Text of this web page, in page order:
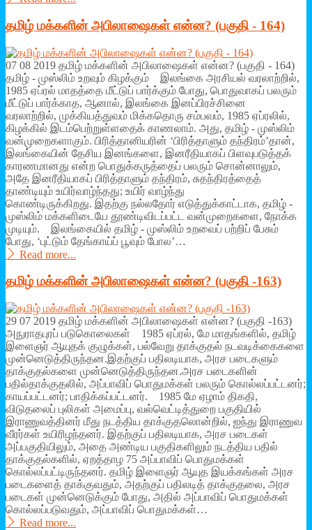
தமிழ் மக்களின் அபிலாஷைகள் என்ன? (பகுதி - 164)
07 08 2019 தமிழ் மக்களின் அபிலாஷைகள் என்ன? (பகுதி - 164)
தமிழ் - முஸ்லிம் உறவும் கிழக்கும் இலங்கை அரசியல் வரலாற்றில்,
1985 ஏப்ரல் மாதத்தை மீட்டுப் பார்க்கும் போது, பொதுவாகப் பலரும்
மீட்டுப் பார்க்காத, ஆனால், இலங்கை இனப்பிரச்சினை
வரலாற்றில், முக்கியத்துவம் மிக்கதொரு சம்பவம், 1985 ஏப்ரலில்,
கிழக்கில் இடம்பெற்றுள்ளதைக் காணலாம். அது, தமிழ் - முஸ்லிம்
வன்முறைகளாகும். பிரித்தானியரின் ‘பிரித்தாளும் தந்திரம்’தான்,
இலங்கையின் தேசிய இனங்களை, இனரீதியாகப் பிளவுபடுத்தக்
காரணமானது என்ற பொதுக்கருத்தைப் பலரும் சொன்னாலும்,
அதே இனரீதியாகப் பிரித்தாளும் தந்திரம், சுதந்திரத்தைத்
தாண்டியும் உயிர்வாழ்ந்தது; உயிர் வாழ்ந்து
கொண்டிருக்கிறது. இதற்கு நல்லதோர் எடுத்துக்காட்டாக, தமிழ் -
முஸ்லிம் மக்களிடையே தூண்டிவிடப்பட்ட வன்முறைகளை, நோக்க
முடியும். இலங்கையில் தமிழ் - முஸ்லிம் உறவைப் பற்றிப் பேசும்
போது, ‘புட்டும் தேங்காய்ப் பூவும் போல’…
Read more...
தமிழ் மக்களின் அபிலாஷைகள் என்ன? (பகுதி -163)
29 07 2019 தமிழ் மக்களின் அபிலாஷைகள் என்ன? (பகுதி -163)
அநுராதபுரப் படுகொலைகள் 1985 ஏப்ரல், மே மாதங்களில், தமிழ்
இளைஞர் ஆயுதக் குழுக்கள், பல்வேறு தாக்குதல் நடவடிக்கைகளை
முன்னெடுத்திருந்தன.இதற்குப் பதிலடியாக, அரச படைகளும்
தாக்குதல்களை முன்னெடுத்திருந்தன.அரச படைகளின்
பதில்தாக்குதலில், அப்பாவிப் பொதுமக்கள் பலரும் கொல்லப்பட்டனர்;
காயப்பட்டனர்; பாதிக்கப்பட்டனர். 1985 மே ஏழாம் திகதி,
விடுதலைப் புலிகள் அமைப்பு, வல்வெட்டித்துறை பகுதியில்
இராணுவத்தினர் மீது நடத்திய தாக்குதலொன்றில், ஐந்து இராணுவ
வீரர்கள் உயிரிழந்தனர். இதற்குப் பதிலடியாக, அரச படைகள்
அப்பகுதியிலும், அதை அண்டிய பகுதிகளிலும் நடத்திய பதில்
தாக்குதல்களில், ஏறத்தாழ 75 அப்பாவிப் பொதுமக்கள்
கொல்லப்பட்டிருந்தனர். தமிழ் இளைஞர் ஆயுத இயக்கங்கள் அரச
படைகளைத் தாக்குவதும், அதற்குப் பதிலடித் தாக்குதலை, அரச
படைகள் முன்னெடுக்கும் போது, அதில் அப்பாவிப் பொதுமக்கள்
கொல்லப்படுவதும், அப்பாவிப் பொதுமக்கள்…
Read more...